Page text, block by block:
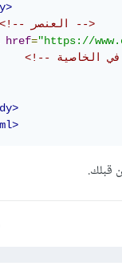
<!-- العنصر -->
href="https://
قبلك.